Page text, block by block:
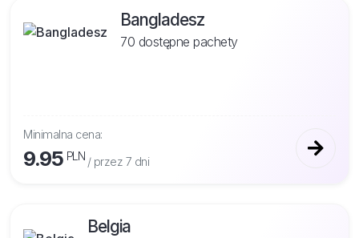
Bangladesz
70 dostępne pachety
Minimalna cena:
9.95 PLN/ przez 7 dni
Belgia